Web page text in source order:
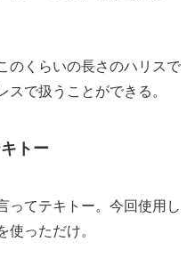
のくらいの長さのハリスで
スで扱うことができる。
トー
ってテキトー。今回使用し
使っただけ。